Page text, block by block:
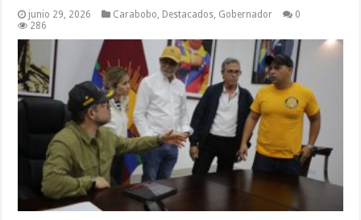
junio 29, 2026 Carabobo Destacados Gobernador
0
286